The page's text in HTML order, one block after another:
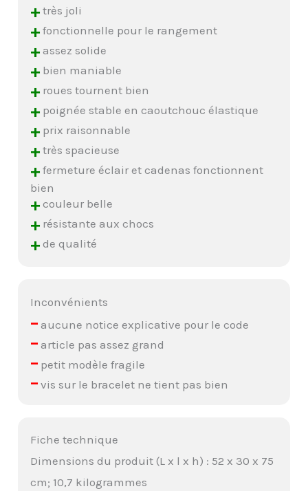
+ très joli
+ fonctionnelle pour le rangement
+ assez solide
+ bien maniable
+ roues tournent bien
+ poignée stable en caoutchouc élastique
+ prix raisonnable
+ très spacieuse
+ fermeture éclair et cadenas fonctionnent
bien
+ couleur belle
+ résistante aux chocs
+ de qualité
Inconvénients
– aucune notice explicative pour le code
– article pas assez grand
– petit modèle fragile
– vis sur le bracelet ne tient pas bien
Fiche technique
Dimensions du produit (L x l x h) : 52 x 30 x 75
cm; 10,7 kilogrammes